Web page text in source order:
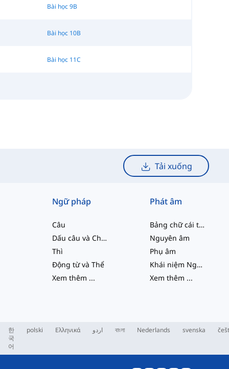
Bài học 9B
Bài học 10B
Bài học 11C
Tải xuống
Ngữ pháp
Câu
Dấu câu và Chính tả
Thì
Động từ và Thể
Xem thêm ...
Phát âm
Bảng chữ cái tiếng Anh
Nguyên âm
Phụ âm
Khái niệm Ngữ âm học
Xem thêm ...
한
국
어
polski Ελληνικά اردو বাংলা Nederlands svenska